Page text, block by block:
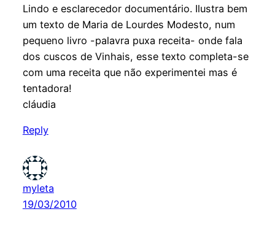
Lindo e esclarecedor documentário. Ilustra bem
um texto de Maria de Lourdes Modesto, num
pequeno livro -palavra puxa receita- onde fala
dos cuscos de Vinhais, esse texto completa-se
com uma receita que não experimentei mas é
tentadora!
cláudia
Reply
myleta
19/03/2010